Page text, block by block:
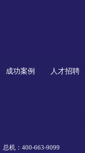
成功案例 人才招聘
总机：400-663-9099